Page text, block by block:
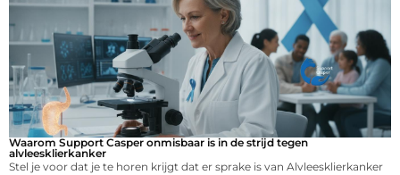
Waarom Support Casper onmisbaar is in de strijd tegen
alvleesklierkanker
Stel je voor dat je te horen krijgt dat er sprake is van Alvleesklierkanker